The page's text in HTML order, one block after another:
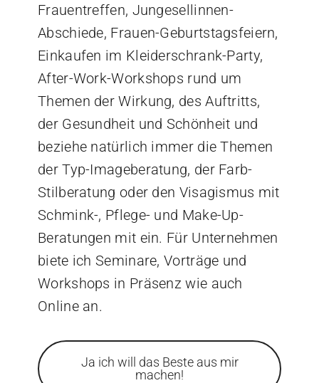
Frauentreffen, Jungesellinnen-
Abschiede, Frauen-Geburtstagsfeiern,
Einkaufen im Kleiderschrank-Party,
After-Work-Workshops rund um
Themen der Wirkung, des Auftritts,
der Gesundheit und Schönheit und
beziehe natürlich immer die Themen
der Typ-Imageberatung, der Farb-
Stilberatung oder den Visagismus mit
Schmink-, Pflege- und Make-Up-
Beratungen mit ein. Für Unternehmen
biete ich Seminare, Vorträge und
Workshops in Präsenz wie auch
Online an.
Ja ich will das Beste aus mir
machen!